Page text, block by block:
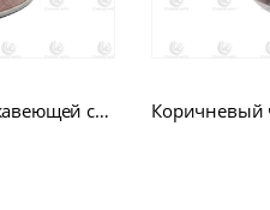
Розовый чайник для воды из нержавеющей стали CW-T018